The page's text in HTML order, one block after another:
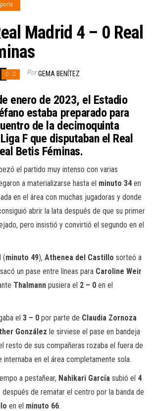
Madrid 4 – 0 Real
0 Por GEMA BENÍTEZ
enero de 2023, el Estadio
estaba preparado para
de la decimoquinta
F que disputaban el Real
Betis Féminas.
el partido muy intenso con varias
a materializarse hasta el minuto 34en
en el área con muchas jugadoras y donde
abrir la lata después de que su primer
pero insistió y convirtió el segundo en el
(minuto 49), Athenea del Castillo sorteó a
un pase entre líneas para Caroline Weir
Thalmann pusiera el 2 – 0 en el
el 3 – 0 por parte de Claudia Zornoza
González le sirviese el pase en bandeja
resto de sus compañeras rozaba el fuera de
internaba en el área completamente sola.
a pestañear, Nahikari García subió el 4
después de rematar el centro por la banda de
en el minuto 66.